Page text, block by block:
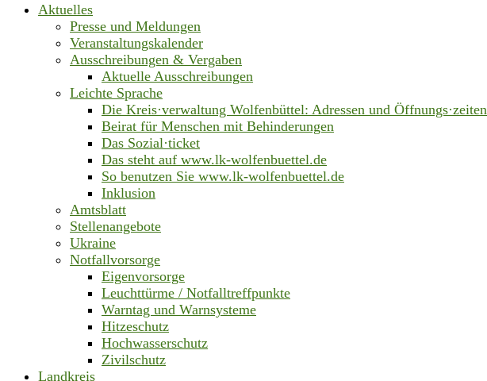
Aktuelles
Presse und Meldungen
Veranstaltungskalender
Ausschreibungen & Vergaben
Aktuelle Ausschreibungen
Leichte Sprache
Die Kreis·verwaltung Wolfenbüttel: Adressen und Öffnungs·zeiten
Beirat für Menschen mit Behinderungen
Das Sozial·ticket
Das steht auf www.lk-wolfenbuettel.de
So benutzen Sie www.lk-wolfenbuettel.de
Inklusion
Amtsblatt
Stellenangebote
Ukraine
Notfallvorsorge
Eigenvorsorge
Leuchttürme / Notfalltreffpunkte
Warntag und Warnsysteme
Hitzeschutz
Hochwasserschutz
Zivilschutz
Landkreis